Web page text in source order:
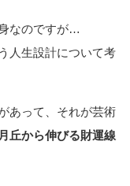
なのですが…
人生設計について考
あって、それが芸術
月丘から伸びる財運線